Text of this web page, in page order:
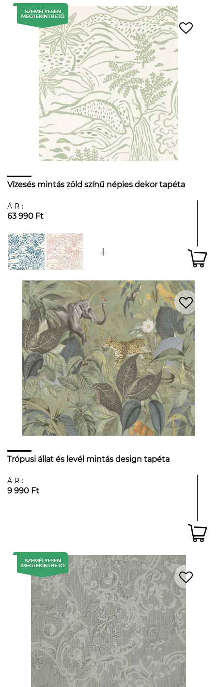
Vízesés mintás zöld színű népies dekor tapéta
ÁR:
63 990 Ft
Trópusi állat és levél mintás design tapéta
ÁR:
9 990 Ft